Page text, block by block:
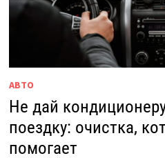
АВТО
Не дай
поездку: очистка,
помогает